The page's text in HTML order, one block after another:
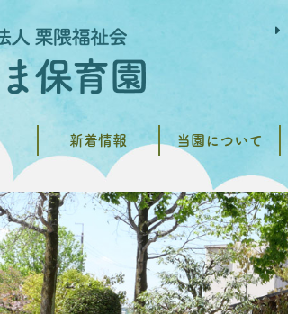
新着情報 当園について